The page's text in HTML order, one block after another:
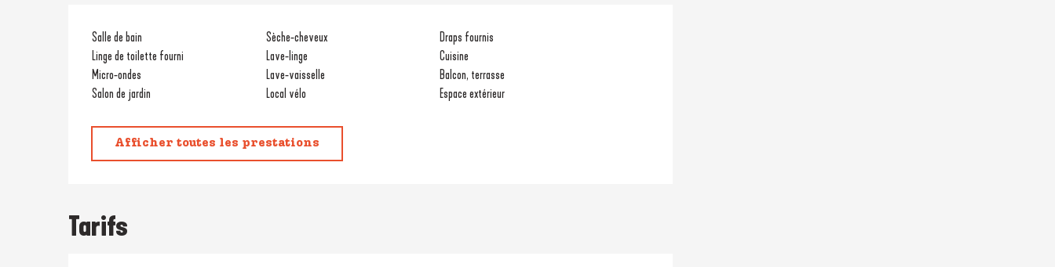
Salle de bain Sèche-cheveux
Draps fournis
Linge de toilette fourni
Lave-linge
Cuisine
Micro-ondes
Lave-vaisselle
Balcon, terrasse
Salon de jardin
Local vélo Espace extérieur
Afficher toutes les prestations
Tarifs